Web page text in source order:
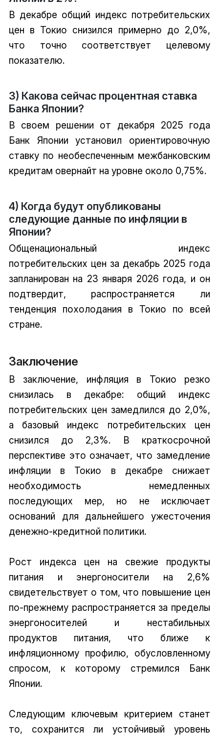
В декабре общий индекс потребительских
цен в Токио снизился примерно до 2,0%,
что точно соответствует целевому
показателю.
3) Какова сейчас процентная ставка
Банка Японии?
В своем решении от декабря 2025 года
Банк Японии установил ориентировочную
ставку по необеспеченным межбанковским
кредитам овернайт на уровне около 0,75%.
4) Когда будут опубликованы
следующие данные по инфляции в
Японии?
Общенациональный индекс
потребительских цен за декабрь 2025 года
запланирован на 23 января 2026 года, и он
подтвердит, распространяется ли
тенденция похолодания в Токио по всей
стране.
Заключение
В заключение, инфляция в Токио резко
снизилась в декабре: общий индекс
потребительских цен замедлился до 2,0%,
а базовый индекс потребительских цен
снизился до 2,3%. В краткосрочной
перспективе это означает, что замедление
инфляции в Токио в декабре снижает
необходимость немедленных
последующих мер, но не исключает
оснований для дальнейшего ужесточения
денежно-кредитной политики.
Рост индекса цен на свежие продукты
питания и энергоносители на 2,6%
свидетельствует о том, что повышение цен
по-прежнему распространяется за пределы
энергоносителей и нестабильных
продуктов питания, что ближе к
инфляционному профилю, обусловленному
спросом, к которому стремился Банк
Японии.
Следующим ключевым критерием станет
то, сохранится ли устойчивый уровень